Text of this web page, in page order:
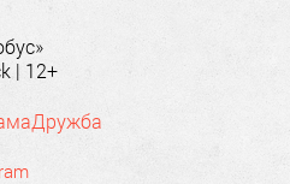
| 12+
Дружба